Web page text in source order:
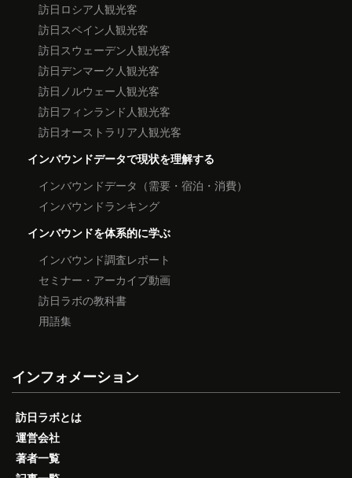
訪日ロシア人観光客
訪日スペイン人観光客
訪日スウェーデン人観光客
訪日デンマーク人観光客
訪日ノルウェー人観光客
訪日フィンランド人観光客
訪日オーストラリア人観光客
インバウンドデータで現状を理解する
インバウンドデータ（需要・宿泊・消費）
インバウンドランキング
インバウンドを体系的に学ぶ
インバウンド調査レポート
セミナー・アーカイブ動画
訪日ラボの教科書
用語集
インフォメーション
訪日ラボとは
運営会社
著者一覧